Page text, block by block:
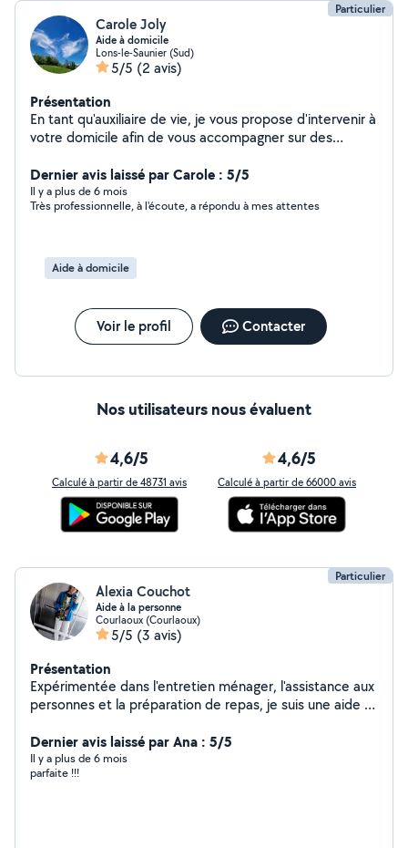
Particulier
Carole Joly
Aide à domicile
Lons-le-Saunier (Sud)
5/5 (2 avis)
Présentation
En tant qu'auxiliaire de vie, je vous propose d'intervenir à
votre domicile afin de vous accompagner sur des
autonomie. Aide à la toilette, transferts, repas, courses,
repassage, ménage, en fonction de vos besoins.
Dernier avis laissé par Carole : 5/5
Il y a plus de 6 mois
Très professionnelle, à l'écoute, a répondu à mes attentes
Aide à domicile
Voir le profil Contacter
Nos utilisateurs nous évaluent
4,6/5
Calculé à partir de 48731 avis
4,6/5
Calculé à partir de 66000 avis
Particulier
Alexia Couchot
Aide à la personne
Courlaoux (Courlaoux)
5/5 (3 avis)
Présentation
Expérimentée dans l'entretien ménager, l'assistance aux
personnes et la préparation de repas, je suis une aide à
organisation et mon dynamisme me permettent
d'assurer efficacement les tâches de toilette,
d'entretien et de ménage. Actuellement aide-soignante,
Dernier avis laissé par Ana : 5/5
Il y a plus de 6 mois
parfaite !!!